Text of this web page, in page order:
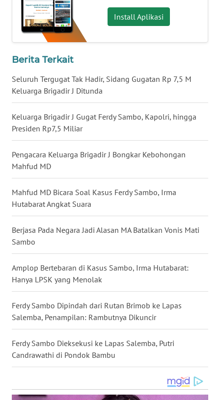
Install Aplikasi
Berita Terkait
Seluruh Tergugat Tak Hadir, Sidang Gugatan Rp 7,5 M
Keluarga Brigadir J Ditunda
Keluarga Brigadir J Gugat Ferdy Sambo, Kapolri, hingga
Presiden Rp7,5 Miliar
Pengacara Keluarga Brigadir J Bongkar Kebohongan
Mahfud MD
Mahfud MD Bicara Soal Kasus Ferdy Sambo, Irma
Hutabarat Angkat Suara
Berjasa Pada Negara Jadi Alasan MA Batalkan Vonis Mati
Sambo
Amplop Bertebaran di Kasus Sambo, Irma Hutabarat:
Hanya LPSK yang Menolak
Ferdy Sambo Dipindah dari Rutan Brimob ke Lapas
Salemba, Penampilan: Rambutnya Dikuncir
Ferdy Sambo Dieksekusi ke Lapas Salemba, Putri
Candrawathi di Pondok Bambu
WN
NUSANTARA
JOGJA
WN
JATIM
WN
BALI
WN
KALBAR
WN
KALTENG
WN
KALTARA
WN
KALSEL
WN
KALTIM
WN
SULSEL